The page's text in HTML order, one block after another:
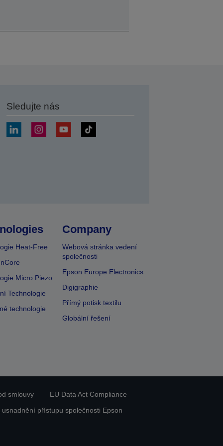
Sledujte nás
Heat-Free
Micro Piezo
Technologie
technologie
Company
Webová stránka vedení
společnosti
Epson Europe Electronics
Digigraphie
Přímý potisk textilu
Globální řešení
smlouvy
EU Data Act Compliance
usnadnění přístupu společnosti Epson